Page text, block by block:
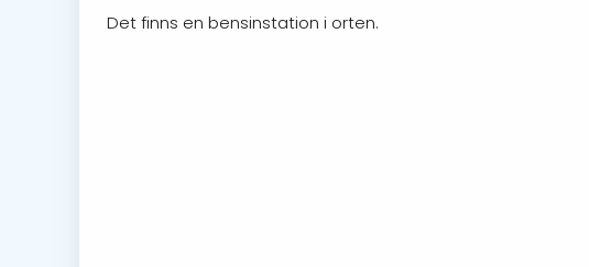
Det finns en bensinstation i orten.